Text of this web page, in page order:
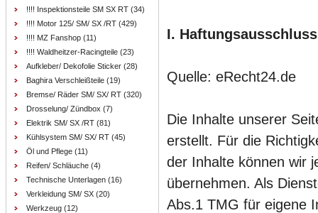
!!!! Inspektionsteile SM SX RT (34)
!!!! Motor 125/ SM/ SX /RT (429)
!!!! MZ Fanshop (11)
!!!! Waldheitzer-Racingteile (23)
Aufkleber/ Dekofolie Sticker (28)
Baghira Verschleißteile (19)
Bremse/ Räder SM/ SX/ RT (320)
Drosselung/ Zündbox (7)
Elektrik SM/ SX /RT (81)
Kühlsystem SM/ SX/ RT (45)
Öl und Pflege (11)
Reifen/ Schläuche (4)
Technische Unterlagen (16)
Verkleidung SM/ SX (20)
Werkzeug (12)
I. Haftungsausschluss
Quelle: eRecht24.de
Die Inhalte unserer
erstellt. Für die
der Inhalte können wir
übernehmen. Als
Abs.1 TMG für eigene